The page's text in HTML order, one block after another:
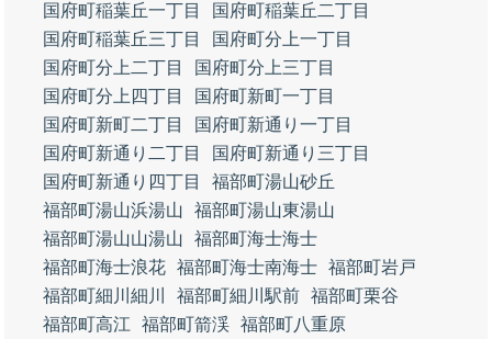
国府町稲葉丘一丁目
国府町稲葉丘二丁目
国府町稲葉丘三丁目
国府町分上一丁目
国府町分上二丁目
国府町分上三丁目
国府町分上四丁目
国府町新町一丁目
国府町新町二丁目
国府町新通り一丁目
国府町新通り二丁目
国府町新通り三丁目
国府町新通り四丁目
福部町湯山砂丘
福部町湯山浜湯山
福部町湯山東湯山
福部町湯山山湯山
福部町海士海士
福部町海士浪花 福部町海士南海士 福部町岩戸
福部町細川細川
福部町細川駅前 福部町栗谷
福部町高江
福部町箭渓 福部町八重原